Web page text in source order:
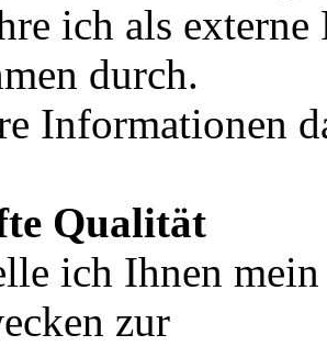
ich als
durch.
Informationen
Qualität
ich Ihnen
zur